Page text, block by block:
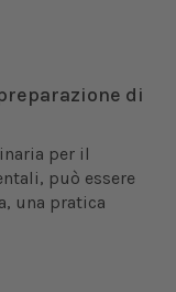
di
per il
può essere
una pratica